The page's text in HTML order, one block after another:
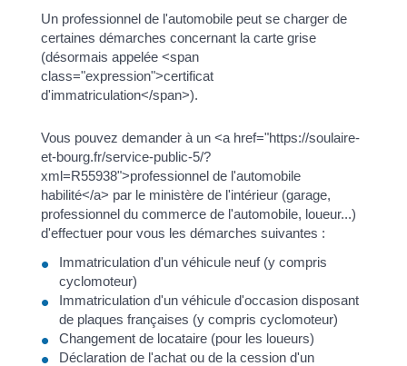
Un professionnel de l'automobile peut se charger de
certaines démarches concernant la carte grise
(désormais appelée <span
class="expression">certificat
d'immatriculation</span>).
Vous pouvez demander à un <a href="https://soulaire-
et-bourg.fr/service-public-5/?
xml=R55938">professionnel de l'automobile
habilité</a> par le ministère de l'intérieur (garage,
professionnel du commerce de l'automobile, loueur...)
d'effectuer pour vous les démarches suivantes :
Immatriculation d'un véhicule neuf (y compris
cyclomoteur)
Immatriculation d'un véhicule d'occasion disposant
de plaques françaises (y compris cyclomoteur)
Changement de locataire (pour les loueurs)
Déclaration de l'achat ou de la cession d'un